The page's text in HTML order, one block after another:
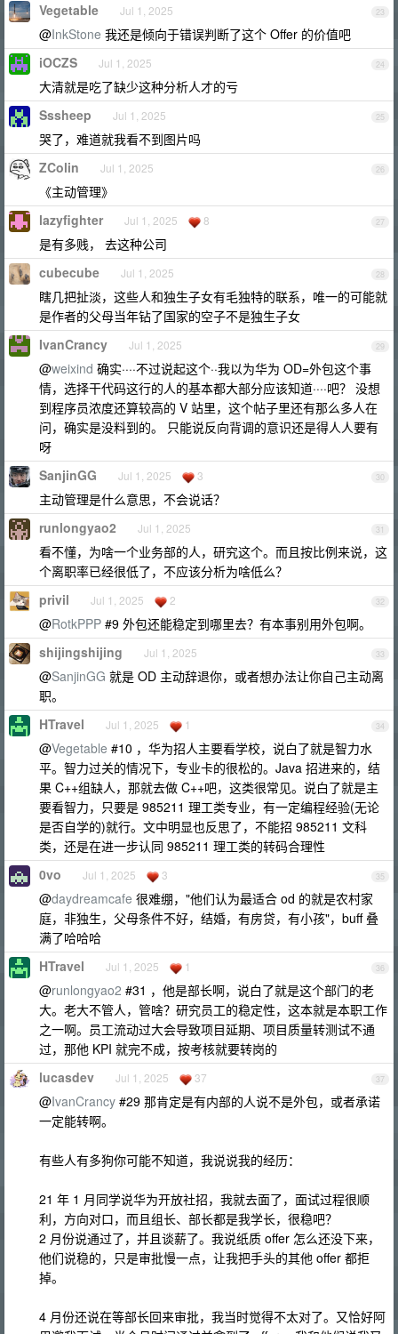
23
Vegetable Jul 1, 2025
@InkStone 我还是倾向于错误判断了这个 Offer 的价值吧
24
iOCZS Jul 1, 2025
大清就是吃了缺少这种分析人才的亏
25
Sssheep Jul 1, 2025
哭了，难道就我看不到图片吗
26
ZColin Jul 1, 2025
《主动管理》
27
lazyfighter Jul 1, 2025 8
是有多贱， 去这种公司
28
cubecube Jul 1, 2025
瞎几把扯淡，这些人和独生子女有毛独特的联系，唯一的可能就
是作者的父母当年钻了国家的空子不是独生子女
29
IvanCrancy Jul 1, 2025
@weixind 确实····不过说起这个··我以为华为 OD=外包这个事
情，选择干代码这行的人的基本都大部分应该知道····吧？ 没想
到程序员浓度还算较高的 V 站里，这个帖子里还有那么多人在
问，确实是没料到的。 只能说反向背调的意识还是得人人要有
呀
30
SanjinGG Jul 1, 2025 3
主动管理是什么意思，不会说话？
31
runlongyao2 Jul 1, 2025
看不懂，为啥一个业务部的人，研究这个。而且按比例来说，这
个离职率已经很低了，不应该分析为啥低么？
32
privil Jul 1, 2025 2
@RotkPPP #9 外包还能稳定到哪里去？有本事别用外包啊。
33
shijingshijing Jul 1, 2025
@SanjinGG 就是 OD 主动辞退你，或者想办法让你自己主动离
职。
34
HTravel Jul 1, 2025 1
@Vegetable #10 ，华为招人主要看学校，说白了就是智力水
平。智力过关的情况下，专业卡的很松的。Java 招进来的，结
果 C++组缺人，那就去做 C++吧，这类很常见。说白了就是主
要看智力，只要是 985211 理工类专业，有一定编程经验(无论
是否自学的)就行。文中明显也反思了，不能招 985211 文科
类，还是在进一步认同 985211 理工类的转码合理性
35
0vo Jul 1, 2025 3
@daydreamcafe 很难绷，"他们认为最适合 od 的就是农村家
庭，非独生，父母条件不好，结婚，有房贷，有小孩"，buff 叠
满了哈哈哈
36
HTravel Jul 1, 2025 1
@runlongyao2 #31 ，他是部长啊，说白了就是这个部门的老
大。老大不管人，管啥？研究员工的稳定性，这本就是本职工作
之一啊。员工流动过大会导致项目延期、项目质量转测试不通
过，那他 KPI 就完不成，按考核就要转岗的
37
lucasdev Jul 1, 2025 37
@IvanCrancy #29 那肯定是有内部的人说不是外包，或者承诺
一定能转啊。
有些人有多狗你可能不知道，我说说我的经历：
21 年 1 月同学说华为开放社招，我就去面了，面试过程很顺
利，方向对口，而且组长、部长都是我学长，很稳吧？
2 月份说通过了，并且谈薪了。我说纸质 offer 怎么还没下来，
他们说稳的，只是审批慢一点，让我把手头的其他 offer 都拒
掉。
4 月份还说在等部长回来审批，我当时觉得不太对了。又恰好阿